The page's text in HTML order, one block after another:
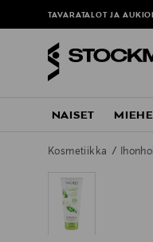
TAVARATALOT JA
NAISET
Kosmetiikka